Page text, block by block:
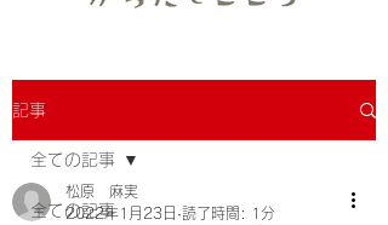
記事
全ての記事
全ての記事
松原 麻実
2022年1月23日 読了時間: 1分